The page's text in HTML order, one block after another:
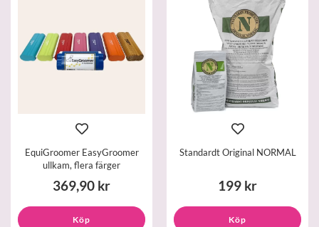
EquiGroomer EasyGroomer
ullkam, flera färger
369,90 kr
Köp
Standardt Original NORMAL
199 kr
Köp